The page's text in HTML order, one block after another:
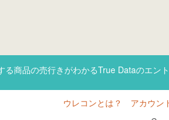
る商品の売行きがわかるTrue Dataのエン
ウレコンとは？ アカウン